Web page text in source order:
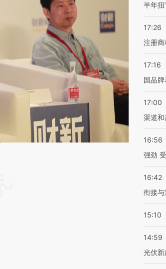
半年
17:26
注册
17:16
国品
17:00
渠道
16:56
强劲
16:42
衔接
15:10
14:59
光伏